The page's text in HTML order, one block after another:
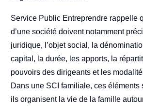
Service Public Entreprendre rappelle
d’une société doivent notamment
juridique, l’objet social, la
capital, la durée, les apports, la
pouvoirs des dirigeants et les
Dans une SCI familiale, ces éléments
ils organisent la vie de la famille